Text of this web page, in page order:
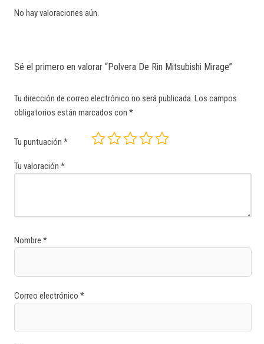
No hay valoraciones aún.
Sé el primero en valorar “Polvera De Rin Mitsubishi Mirage”
Tu dirección de correo electrónico no será publicada. Los campos
obligatorios están marcados con *
Tu puntuación *
Tu valoración *
Nombre *
Correo electrónico *